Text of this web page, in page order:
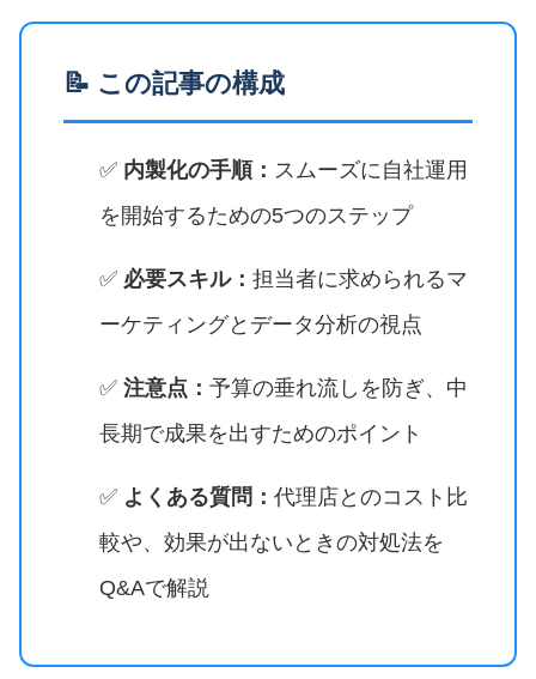
📝 この記事の構成
✅ 内製化の手順： スムーズに自社運用
を開始するための5つのステップ
✅ 必要スキル： 担当者に求められるマ
ーケティングとデータ分析の視点
✅ 注意点： 予算の垂れ流しを防ぎ、中
長期で成果を出すためのポイント
✅ よくある質問： 代理店とのコスト比
較や、効果が出ないときの対処法を
Q&Aで解説